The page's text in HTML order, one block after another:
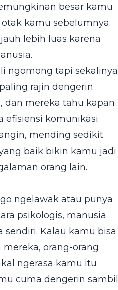
besar kamu
kamu sebelumnya.
lebih luas karena
ngomong tapi sekalinya
rajin dengerin.
dan mereka tahu kapan
efisiensi komunikasi.
mending sedikit
baik bikin kamu jadi
orang lain.
ngelawak atau punya
psikologis, manusia
Kalau kamu bisa
orang-orang
ngerasa kamu itu
cuma dengerin sambil